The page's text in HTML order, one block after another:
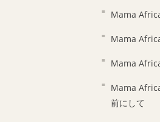
Mama
Mama
Mama
Mama
前にして